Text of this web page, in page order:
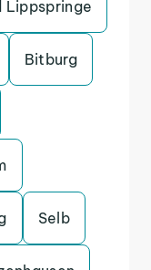
Lippspringe
Bitburg
Selb